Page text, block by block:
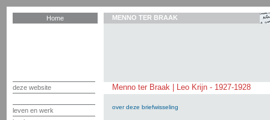
Home
deze website
leven en werk
MENNO TER BRAAK
Menno ter Braak | Leo Krijn - 1927-1928
over deze briefwisseling